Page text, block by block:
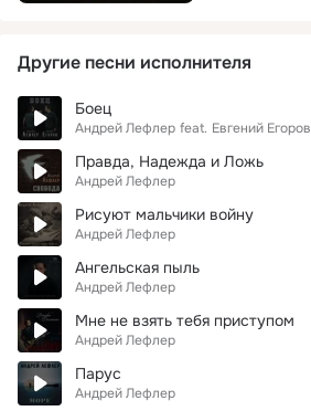
Другие песни исполнителя
Боец
Андрей Лефлер feat. Евгений Егоров
Правда, Надежда и Ложь
Андрей Лефлер
Рисуют мальчики войну
Андрей Лефлер
Ангельская пыль
Андрей Лефлер
Мне не взять тебя приступом
Андрей Лефлер
Парус
Андрей Лефлер